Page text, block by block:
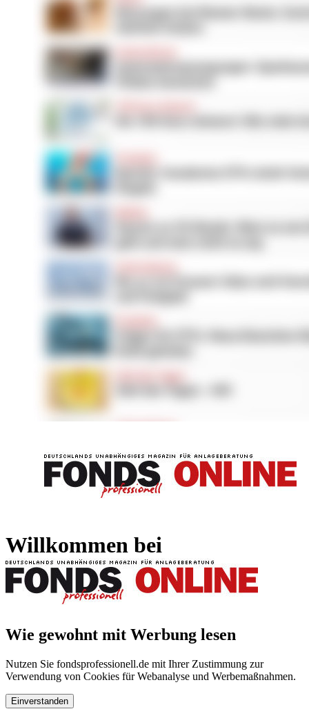
Willkommen bei
Wie gewohnt mit Werbung lesen
Nutzen Sie fondsprofessionell.de mit Ihrer Zustimmung zur
Verwendung von Cookies für Webanalyse und Werbemaßnahmen.
Einverstanden